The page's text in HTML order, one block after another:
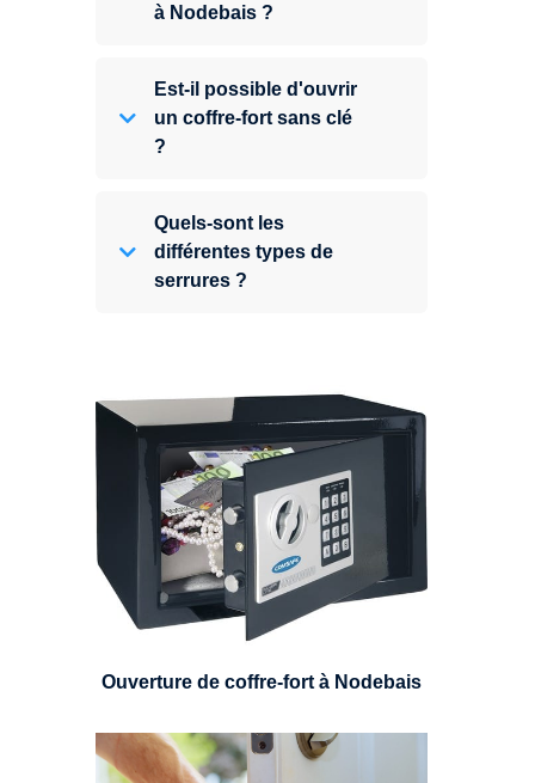
à Nodebais ?
Est-il possible d'ouvrir
un coffre-fort sans clé
?
Quels-sont les
différentes types de
serrures ?
Expert en ouverture de coffre-fort,
nous pouvons intervenir sur
n'importe quel type de coffre.
Ouverture de coffre-fort à Nodebais
Un serrurier sera en mesure de